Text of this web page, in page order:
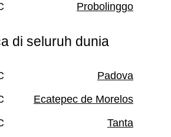
Probolinggo
di seluruh dunia
Padova
Ecatepec de Morelos
Tanta